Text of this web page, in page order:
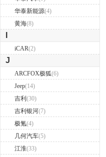
华泰新能源(4)
黄海(8)
iCAR(2)
J
ARCFOX极狐(6)
Jeep(14)
吉利 (30)
吉利银河(7)
极氪(4)
几何汽车(5)
江淮(33)